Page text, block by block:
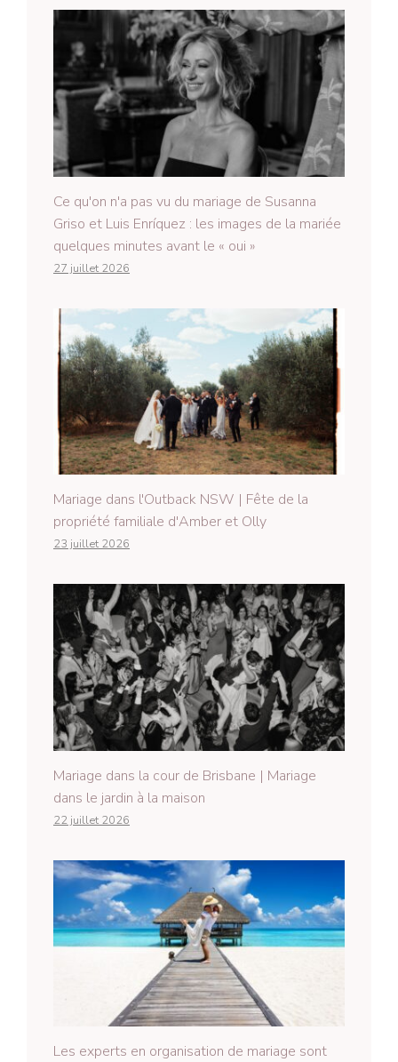
Ce qu'on n'a pas vu du mariage de Susanna
Griso et Luis Enríquez : les images de la mariée
quelques minutes avant le « oui »
27 juillet 2026
Mariage dans l'Outback NSW | Fête de la
propriété familiale d'Amber et Olly
23 juillet 2026
Mariage dans la cour de Brisbane | Mariage
dans le jardin à la maison
22 juillet 2026
Les experts en organisation de mariage sont